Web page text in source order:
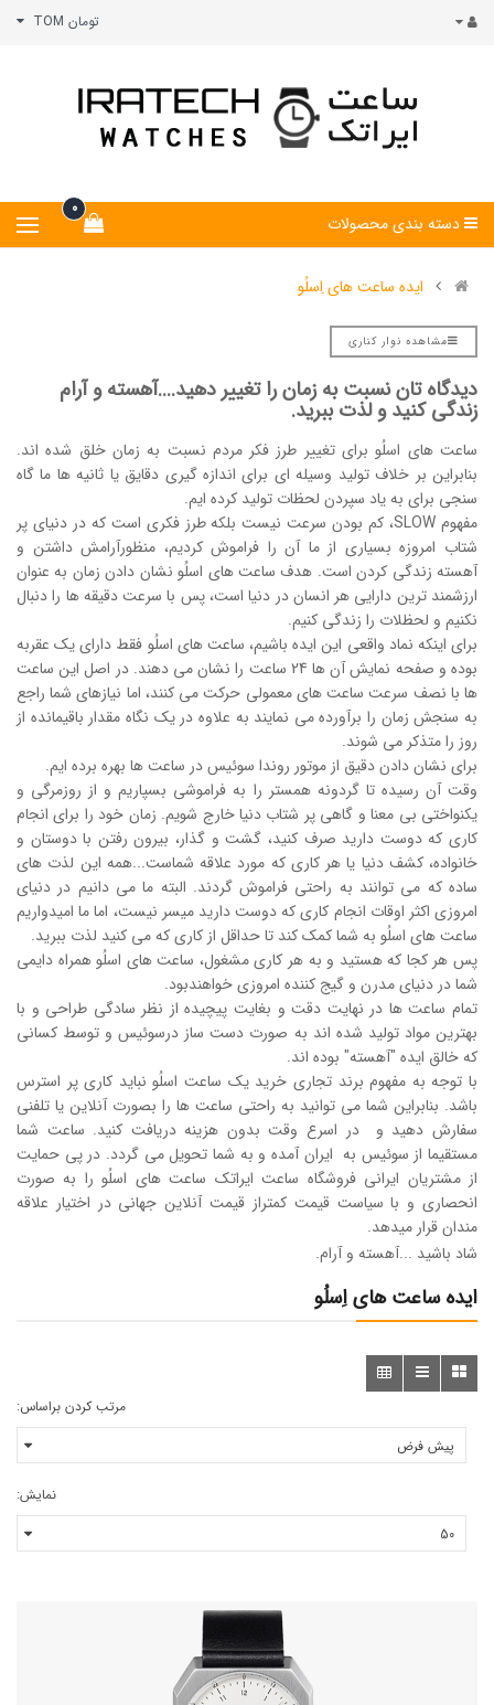
تومان TOM
0
دسته بندی محصولات
ایده ساعت های اِسلُو
مشاهده نوار کناری
دیدگاه تان نسبت به زمان را تغییر دهید....آهسته و آرام
زندگی کنید و لذت ببرید.
ساعت های اسلُو برای تغییر طرز فکر مردم نسبت به زمان خلق شده اند.
بنابراین بر خلاف تولید وسیله ای برای اندازه گیری دقایق یا ثانیه ها ما گاه
سنجی برای به یاد سپردن لحظات تولید کرده ایم.
مفهوم SLOW، کم بودن سرعت نیست بلکه طرز فکری است که در دنیای پر
شتاب امروزه بسیاری از ما آن را فراموش کردیم، منظورآرامش داشتن و
آهسته زندگی کردن است. هدف ساعت های اسلُو نشان دادن زمان به عنوان
ارزشمند ترین دارایی هر انسان در دنیا است، پس با سرعت دقیقه ها را دنبال
نکنیم و لحظلات را زندگی کنیم.
برای اینکه نماد واقعی این ایده باشیم، ساعت های اسلُو فقط دارای یک عقربه
بوده و صفحه نمایش آن ها 24 ساعت را نشان می دهند. در اصل این ساعت
ها با نصف سرعت ساعت های معمولی حرکت می کنند، اما نیازهای شما راجع
به سنجش زمان را برآورده می نمایند به علاوه در یک نگاه مقدار باقیمانده از
روز را متذکر می شوند.
برای نشان دادن دقیق از موتور روندا سوئیس در ساعت ها بهره برده ایم.
وقت آن رسیده تا گردونه همستر را به فراموشی بسپاریم و از روزمرگی و
یکنواختی بی معنا و گاهی پر شتاب دنیا خارج شویم. زمان خود را برای انجام
کاری که دوست دارید صرف کنید، گشت و گذار، بیرون رفتن با دوستان و
خانواده، کشف دنیا یا هر کاری که مورد علاقه شماست...همه این لذت های
ساده که می توانند به راحتی فراموش گردند. البته ما می دانیم در دنیای
امروزی اکثر اوقات انجام کاری که دوست دارید میسر نیست، اما ما امیدواریم
ساعت های اسلُو به شما کمک کند تا حداقل از کاری که می کنید لذت ببرید.
پس هر کجا که هستید و به هر کاری مشغول، ساعت های اسلُو همراه دایمی
شما در دنیای مدرن و گیج کننده امروزی خواهندبود.
تمام ساعت ها در نهایت دقت و بغایت پیچیده از نظر سادگی طراحی و با
بهترین مواد تولید شده اند به صورت دست ساز درسوئیس و توسط کسانی
که خالق ایده "آهسته" بوده اند.
با توجه به مفهوم برند تجاری خرید یک ساعت اسلُو نباید کاری پر استرس
باشد. بنابراین شما می توانید به راحتی ساعت ها را بصورت آنلاین یا تلفنی
سفارش دهید و در اسرع وقت بدون هزینه دریافت کنید. ساعت شما
مستقیما از سوئیس به ایران آمده و به شما تحویل می گردد. در پی حمایت
از مشتریان ایرانی فروشگاه ساعت ایراتک ساعت های اسلُو را به صورت
انحصاری و با سیاست قیمت کمتراز قیمت آنلاین جهانی در اختیار علاقه
مندان قرار میدهد.
شاد باشید ...آهسته و آرام.
ایده ساعت های اِسلُو
مرتب کردن براساس:
نمایش: